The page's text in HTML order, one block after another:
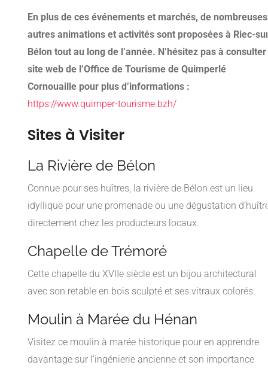
En plus de ces événements et marchés, de nombreuses
autres animations et activités sont proposées à Riec-
Bélon tout au long de l’année. N’hésitez pas à
site web de l’Office de Tourisme de Quimperlé
Cornouaille pour plus d’informations :
https://www.quimper-tourisme.bzh/
Sites à Visiter
La Rivière de Bélon
Connue pour ses huîtres, la rivière de Bélon est un lieu
idyllique pour une promenade ou une dégustation
directement chez les producteurs locaux.
Chapelle de Trémoré
Cette chapelle du XVIIe siècle est un bijou architectural
avec son retable en bois sculpté et ses vitraux colorés.
Moulin à Marée du Hénan
Visitez ce moulin à marée historique pour en apprendre
davantage sur l’ingénierie ancienne et son importance